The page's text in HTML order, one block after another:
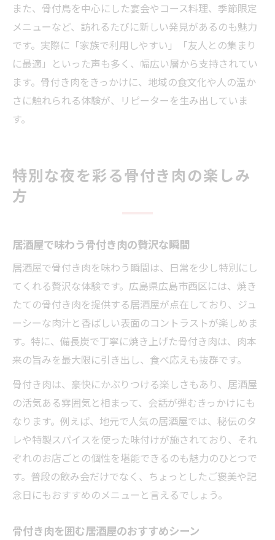
また、骨付鳥を中心にした宴会やコース料理、季節限定
メニューなど、訪れるたびに新しい発見があるのも魅力
です。実際に「家族で利用しやすい」「友人との集まり
に最適」といった声も多く、幅広い層から支持されてい
ます。骨付き肉をきっかけに、地域の食文化や人の温か
さに触れられる体験が、リピーターを生み出していま
す。
特別な夜を彩る骨付き肉の楽しみ
方
居酒屋で味わう骨付き肉の贅沢な瞬間
居酒屋で骨付き肉を味わう瞬間は、日常を少し特別にし
てくれる贅沢な体験です。広島県広島市西区には、焼き
たての骨付き肉を提供する居酒屋が点在しており、ジュ
ーシーな肉汁と香ばしい表面のコントラストが楽しめま
す。特に、備長炭で丁寧に焼き上げた骨付き肉は、肉本
来の旨みを最大限に引き出し、食べ応えも抜群です。
骨付き肉は、豪快にかぶりつける楽しさもあり、居酒屋
の活気ある雰囲気と相まって、会話が弾むきっかけにも
なります。例えば、地元で人気の居酒屋では、秘伝のタ
レや特製スパイスを使った味付けが施されており、それ
ぞれのお店ごとの個性を堪能できるのも魅力のひとつで
す。普段の飲み会だけでなく、ちょっとしたご褒美や記
念日にもおすすめのメニューと言えるでしょう。
骨付き肉を囲む居酒屋のおすすめシーン